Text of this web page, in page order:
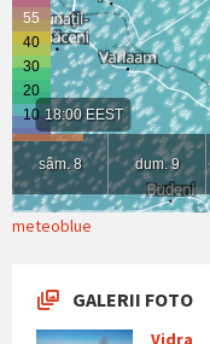
meteoblue
GALERII FOTO
Vidra